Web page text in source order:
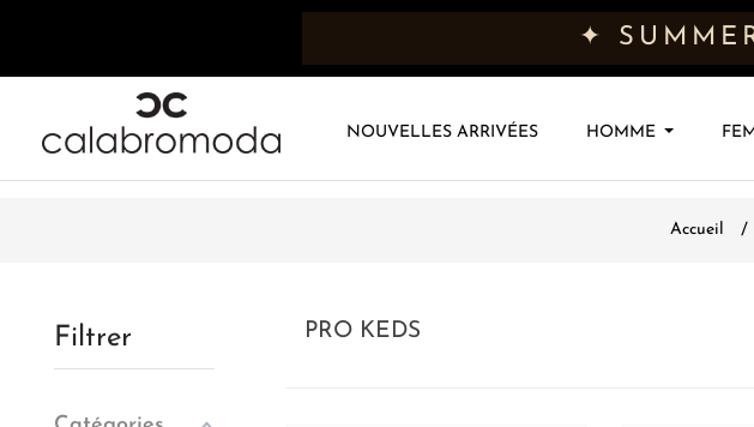
✦
NOUVELLES ARRIVÉES HOMME
Accueil
Filtrer PRO KEDS